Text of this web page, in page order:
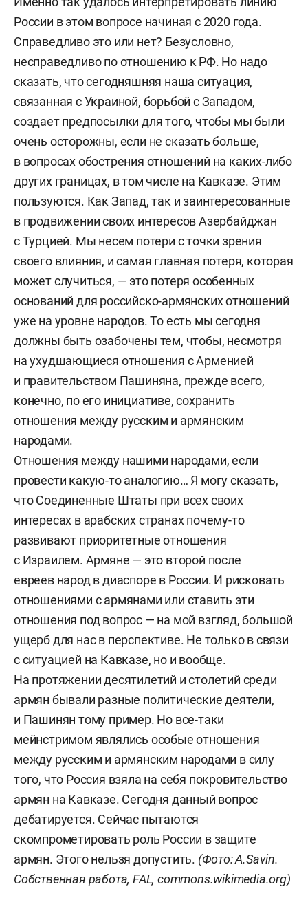
России в этом вопросе начиная с 2020 года.
Справедливо это или нет? Безусловно,
несправедливо по отношению к РФ. Но надо
сказать, что сегодняшняя наша ситуация,
связанная с Украиной, борьбой с Западом,
создает предпосылки для того, чтобы мы были
очень осторожны, если не сказать больше,
в вопросах обострения отношений на каких-либо
других границах, в том числе на Кавказе. Этим
пользуются. Как Запад, так и заинтересованные
в продвижении своих интересов Азербайджан
с Турцией. Мы несем потери с точки зрения
своего влияния, и самая главная потеря, которая
может случиться, — это потеря особенных
оснований для российско-армянских отношений
уже на уровне народов. То есть мы сегодня
должны быть озабочены тем, чтобы, несмотря
на ухудшающиеся отношения с Арменией
и правительством Пашиняна, прежде всего,
конечно, по его инициативе, сохранить
отношения между русским и армянским
народами.
Отношения между нашими народами, если
провести какую-то аналогию… Я могу сказать,
что Соединенные Штаты при всех своих
интересах в арабских странах почему-то
развивают приоритетные отношения
с Израилем. Армяне — это второй после
евреев народ в диаспоре в России. И рисковать
отношениями с армянами или ставить эти
отношения под вопрос — на мой взгляд, большой
ущерб для нас в перспективе. Не только в связи
с ситуацией на Кавказе, но и вообще.
На протяжении десятилетий и столетий среди
армян бывали разные политические деятели,
и Пашинян тому пример. Но все-таки
мейнстримом являлись особые отношения
между русским и армянским народами в силу
того, что Россия взяла на себя покровительство
армян на Кавказе. Сегодня данный вопрос
дебатируется. Сейчас пытаются
скомпрометировать роль России в защите
армян. Этого нельзя допустить. (Фото: A.Savin.
Собственная работа, FAL,commons.wikimedia.org)